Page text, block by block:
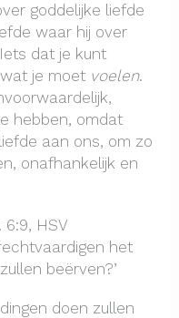
goddelijke liefde
waar hij over
dat je kunt
je moet voelen.
hebben, omdat
aan ons, om zo
onafhankelijk en
6:9, HSV
het
beërven?’
doen zullen